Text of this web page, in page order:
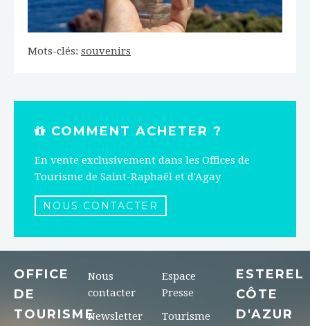
Mots-clés: souvenirs
COMMENT ACHETER ?
En vente exclusivement dans les Offices de
Tourisme de Saint-Raphaël et d'Agay
NOUS CONTACTER
OFFICE
DE
TOURISME
Nous
contacter
Newsletter
Espace
Presse
Tourisme
ESTEREL
CÔTE
D'AZUR